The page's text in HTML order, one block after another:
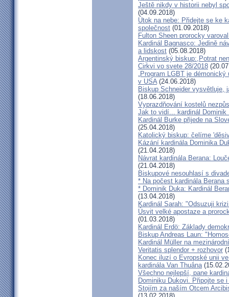
Ještě nikdy v historii nebyl
(04.09.2018)
Útok na nebe: Přidejte se ke
společnost (01.09.2018)
Fulton Sheen prorocky
Kardinál Bagnasco: Jedině
a lidskost (05.08.2018)
Argentinský biskup:,Potrat
Cirkvi vo svete 28/2018
„Program LGBT je
v USA(24.06.2018)
Biskup Schneider vysvětluje,
(18.06.2018)
Vyprazdňování kostelů
Jak to vidí... kardinál Dominik
Kardinál Burke přijede na
(25.04.2018)
Katolický biskup: čelíme
Kázání kardinála Dominika
(21.04.2018)
Návrat kardinála Berana:
(21.04.2018)
Biskupové nesouhlasí s
* Na počest kardinála
* Dominik Duka: Kardinál
(13.04.2018)
Kardinál Sarah: "Odsuzuji
Úsvit velké apostaze a
(01.03.2018)
Kardinál Erdö: Základy
Biskup Andreas Laun:
Kardinál Müller na
Veritatis splendor + rozhovor
Konec iluzí o Evropské unii
kardinála Van Thuâna
Všechno nejlepší, pane
Dominiku Dukovi. Připojte se
Stojím za naším Otcem